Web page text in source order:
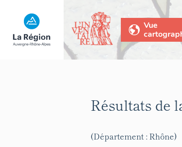
Vue
Résultats de
(Département : Rhône)